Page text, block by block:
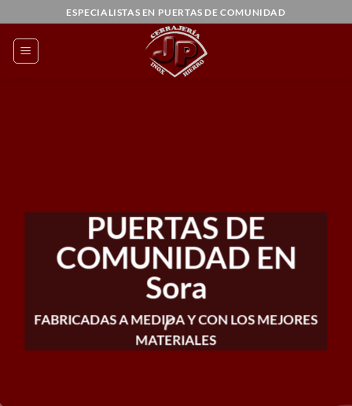
al
contenido
ESPECIALISTAS EN PUERTAS DE COMUNIDAD
PUERTAS DE
COMUNIDAD EN
Sora
FABRICADAS A MEDIDA Y CON LOS MEJORES
MATERIALES